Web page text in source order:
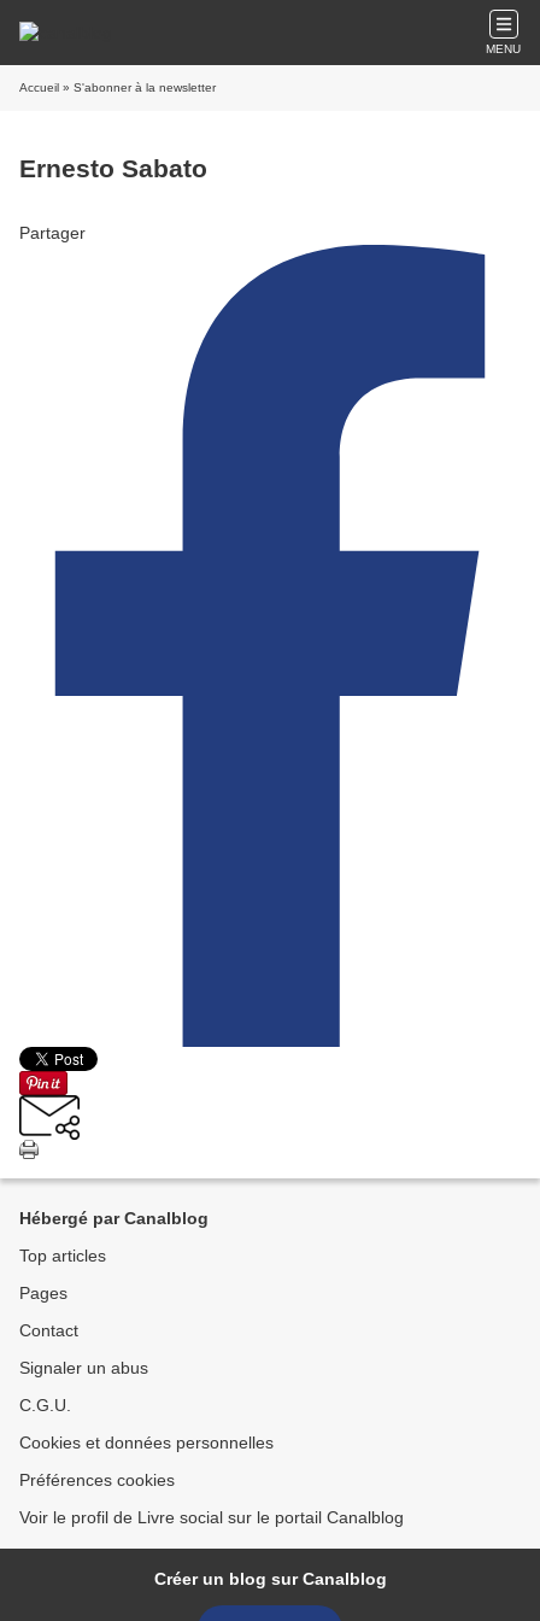
MENU
Accueil » S'abonner à la newsletter
Ernesto Sabato
Partager
Hébergé par Canalblog
Top articles
Pages
Contact
Signaler un abus
C.G.U.
Cookies et données personnelles
Préférences cookies
Voir le profil de Livre social sur le portail Canalblog
Créer un blog sur Canalblog